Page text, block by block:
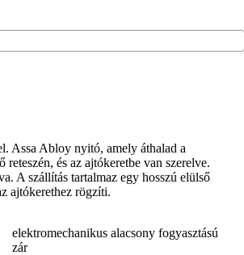
Assa Abloy nyitó, amely áthalad a
reteszén, és az ajtókeretbe van szerelve.
A szállítás tartalmaz egy hosszú elülső
ajtókerethez rögzíti.
elektromechanikus alacsony fogyasztású
zár